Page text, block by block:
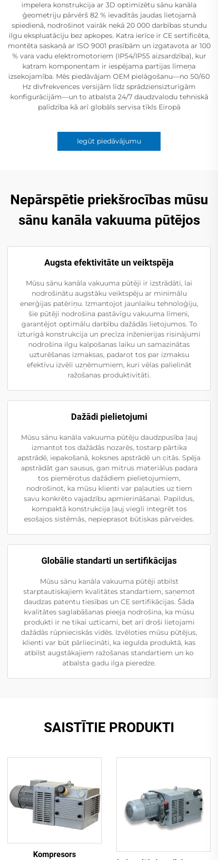
impelera konstrukcija ar 3D optimizētu sānu kanāla
ģeometriju pārvērš 82 % ievadītās jaudas lietojamā
spiedienā, nodrošinot vairāk nekā 20 000 darbības stundu
ilgu ekspluatāciju bez apkopes. Katra ierīce ir CE sertificēta,
montēta saskaņā ar ISO 9001 prasībām un izgatavota ar 100
% vara vadu elektromotoriem (IP54/IP55 aizsardzība), kur
katram komponentam ir iespējama partijas līmeņa
izsekojamība. Mēs piedāvājam OEM pielāgošanu—no 50/60
Hz divfrekvences versijām līdz sprādziensizturīgām
konfigurācijām—un to atbalsta 24/7 daudzvalodu tehniskā
palīdzība kā arī globāls servisa tīkls Eiropā
Iegūt piedāvājumu
Nepārspētie priekšrocības mūsu
sānu kanāla vakuuma pūtējos
Augsta efektivitāte un veiktspēja
Mūsu sānu kanāla vakuuma pūtēji ir izstrādāti, lai
nodrošinātu augstāku veiktspēju ar minimālu
enerģijas patēriņu. Izmantojot jaunlaiku tehnoloģiju,
šie pūtēji nodrošina pastāvīgu vakuuma līmeni,
garantējot optimālu darbību dažādās lietojumos. To
izturīgā konstrukcija un precīza inženierijas risinājumi
nodrošina ilgu kalpošanas laiku un samazinātas
uzturēšanas izmaksas, padarot tos par izmaksu
efektīvu izvēli uzņēmumiem, kuri vēlas palielināt
ražošanas produktivitāti.
Dažādi pielietojumi
Mūsu sānu kanāla vakuuma pūtēju daudzpusība ļauj
izmantot tos dažādās nozarēs, tostarp pārtika
apstrādē, iepakošanā, koksnes apstrādē un citās. Spēja
apstrādāt gan sausus, gan mitrus materiālus padara
tos piemērotus dažādiem pielietojumiem,
nodrošinot, ka mūsu klienti var paļauties uz tiem
savu konkrēto vajadzību apmierināšanai. Papildus,
kompaktā konstrukcija ļauj viegli integrēt tos
esošajos sistēmās, nepieprasot būtiskas pārveides.
Globālie standarti un sertifikācijas
Mūsu sānu kanāla vakuuma pūtēji atbilst
starptautiskajiem kvalitātes standartiem, saņemot
daudzas patentu tiesības un CE sertifikācijas. Šāda
kvalitātes saglabāšanas pieeja nodrošina, ka mūsu
produkti ir ne tikai uzticami, bet arī droši lietojami
dažādās rūpnieciskās vidēs. Izvēloties mūsu pūtējus,
klienti var būt pārliecināti, ka iegulda produktā, kas
atbilst augstākajiem ražošanas standartiem un ko
atbalsta gadu ilga pieredze.
SAISTĪTIE PRODUKTI
Kompresors